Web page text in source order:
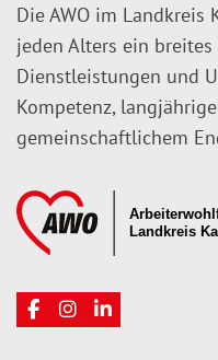
Die AWO im Landkreis
jeden Alters ein
Dienstleistungen und
Kompetenz,
gemeinschaftlichem